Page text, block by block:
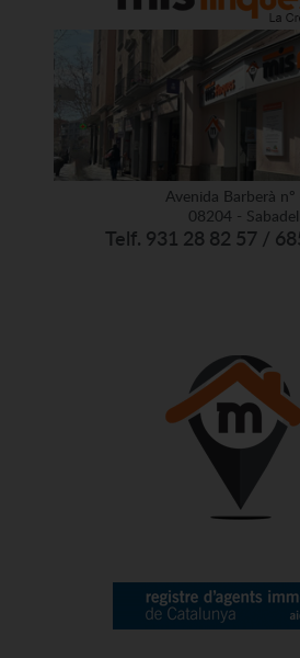
Avenida Barberà
08204 - Sabadell
Telf. 931 28 82 57 /